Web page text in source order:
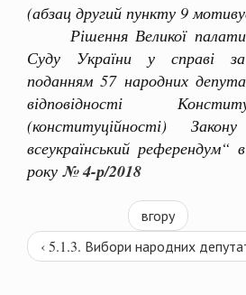
(абзац другий пункту 9
Рішення Великої палати
Суду України у справі за
поданням 57 народних
відповідності
(конституційності)
всеукраїнський референдум“
року № 4-р/2018
‹ 5.1.3. Вибори народних
вгору